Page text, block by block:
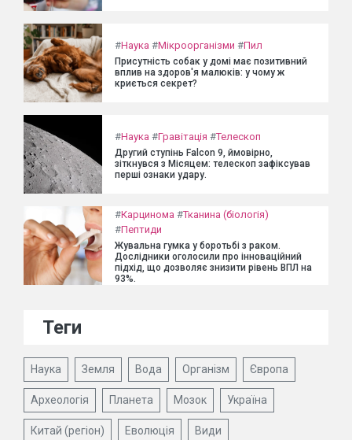
#Наука #Мікроорганізми #Пил
Присутність собак у домі має позитивний
вплив на здоров'я малюків: у чому ж
криється секрет?
#Наука #Гравітація #Телескоп
Другий ступінь Falcon 9, ймовірно,
зіткнувся з Місяцем: телескоп зафіксував
перші ознаки удару.
#Карцинома #Тканина (біологія)
#Пептиди
Жувальна гумка у боротьбі з раком.
Дослідники оголосили про інноваційний
підхід, що дозволяє знизити рівень ВПЛ на
93%.
Теги
Наука Земля Вода Організм Європа
Археологія Планета Мозок Україна
Китай (регіон) Еволюція Види